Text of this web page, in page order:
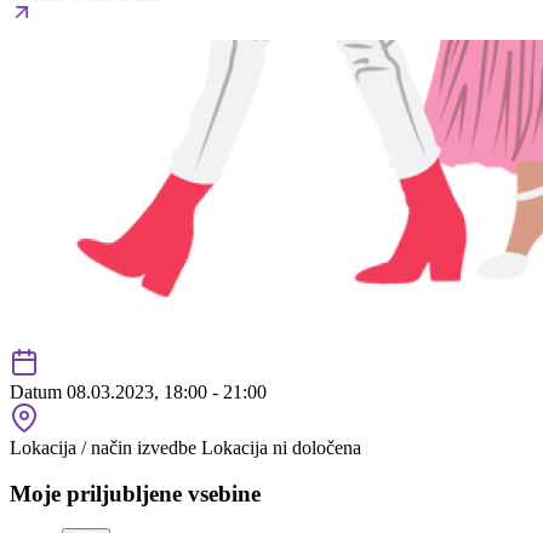
Datum 08.03.2023, 18:00 - 21:00
Lokacija / način izvedbe Lokacija ni določena
Moje priljubljene vsebine